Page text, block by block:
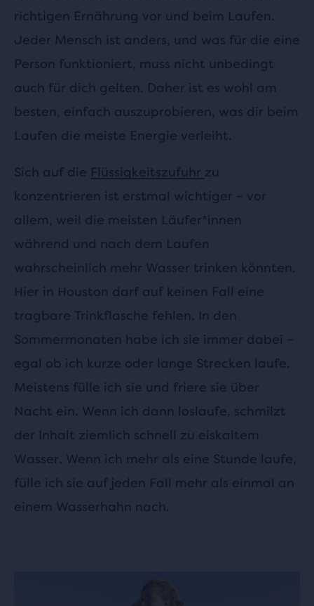
richtigen Ernährung vor und beim Laufen.
Jeder Mensch ist anders, und was für die eine
Person funktioniert, muss nicht unbedingt
auch für dich gelten. Daher ist es wohl am
besten, einfach auszuprobieren, was dir beim
Laufen die meiste Energie verleiht.
Sich auf die Flüssigkeitszufuhr zu
konzentrieren ist erstmal wichtiger – vor
allem, weil die meisten Läufer*innen
während und nach dem Laufen
wahrscheinlich mehr Wasser trinken könnten.
Hier in Houston darf auf keinen Fall eine
tragbare Trinkflasche fehlen. In den
Sommermonaten habe ich sie immer dabei –
egal ob ich kurze oder lange Strecken laufe.
Meistens fülle ich sie und friere sie über
Nacht ein. Wenn ich dann loslaufe, schmilzt
der Inhalt ziemlich schnell zu eiskaltem
Wasser. Wenn ich mehr als eine Stunde laufe,
fülle ich sie auf jeden Fall mehr als einmal an
einem Wasserhahn nach.